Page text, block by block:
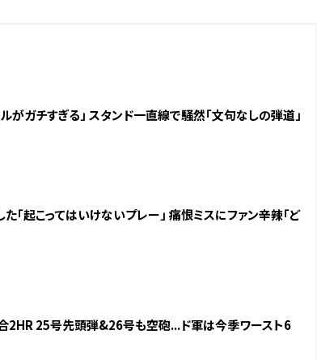
がガチすぎる」 スタンド一直線で騒然「文句なしの弾道」
「起こってはいけないプレー」 痛恨ミスにファン辛辣「ど
2HR 25号先頭弾&26号も空砲...ド軍は今季ワースト6